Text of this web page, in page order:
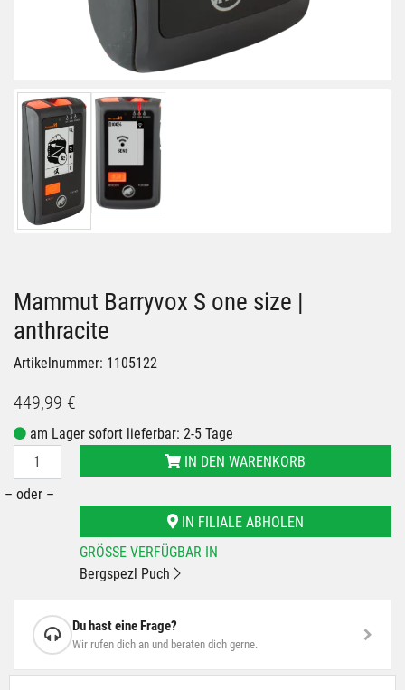
Mammut Barryvox S one size |
anthracite
Artikelnummer: 1105122
449,99 €
am Lager sofort lieferbar: 2-5 Tage
IN DEN WARENKORB
– oder –
IN FILIALE ABHOLEN
GRÖSSE VERFÜGBAR IN
Bergspezl Puch
Du hast eine Frage?
Wir rufen dich an und beraten dich gerne.